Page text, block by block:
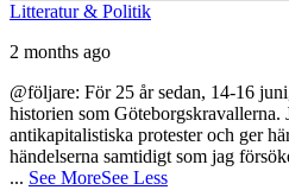
Litteratur & Politik
2 months ago
@följare: För 25 år sedan, 14-16
historien som Göteborgskravallerna.
antikapitalistiska protester och ger
händelserna samtidigt som jag
... See MoreSee Less